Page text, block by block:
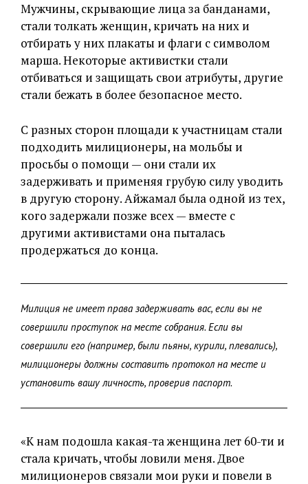
Мужчины, скрывающие лица за банданами,
стали толкать женщин, кричать на них и
отбирать у них плакаты и флаги с символом
марша. Некоторые активистки стали
отбиваться и защищать свои атрибуты, другие
стали бежать в более безопасное место.
С разных сторон площади к участницам стали
подходить милиционеры, на мольбы и
просьбы о помощи — они стали их
задерживать и применяя грубую силу уводить
в другую сторону. Айжамал была одной из тех,
кого задержали позже всех — вместе с
другими активистами она пыталась
продержаться до конца.
Милиция не имеет права задерживать вас, если вы не
совершили проступок на месте собрания. Если вы
совершили его (например, были пьяны, курили, плевались),
милиционеры должны составить протокол на месте и
установить вашу личность, проверив паспорт.
«К нам подошла какая-та женщина лет 60-ти и
стала кричать, чтобы ловили меня. Двое
милиционеров связали мои руки и повели в